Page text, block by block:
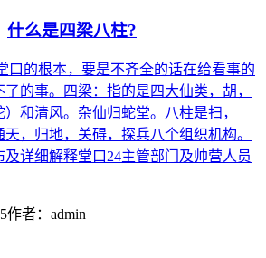
什么是四梁八柱?
口的根本，要是不齐全的话在给看事的
的事。四梁：指的是四大仙类，胡，
和清风。杂仙归蛇堂。八柱是扫，
，归地，关碍，探兵八个组织机构。
及详细解释堂口24主管部门及帅营人员
作者： admin